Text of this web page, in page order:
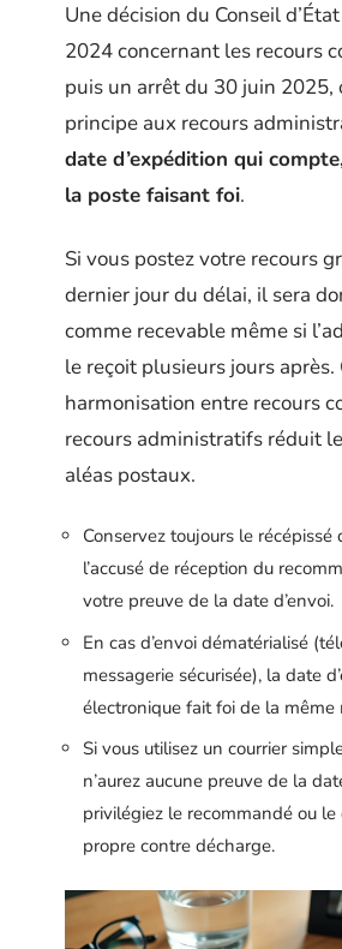
Une décision du Conseil
2024 concernant les recours
puis un arrêt du 30 juin 2025,
principe aux recours
date d’expédition qui
la poste faisant foi.
Si vous postez votre recours
dernier jour du délai, il sera
comme recevable même si
le reçoit plusieurs jours après.
harmonisation entre recours
recours administratifs réduit
aléas postaux.
Conservez toujours le récépissé
l’accusé de réception du
votre preuve de la date d’envoi.
En cas d’envoi dématérialisé
messagerie sécurisée), la date
électronique fait foi de la même
Si vous utilisez un courrier
n’aurez aucune preuve de la
privilégiez le recommandé ou
propre contre décharge.